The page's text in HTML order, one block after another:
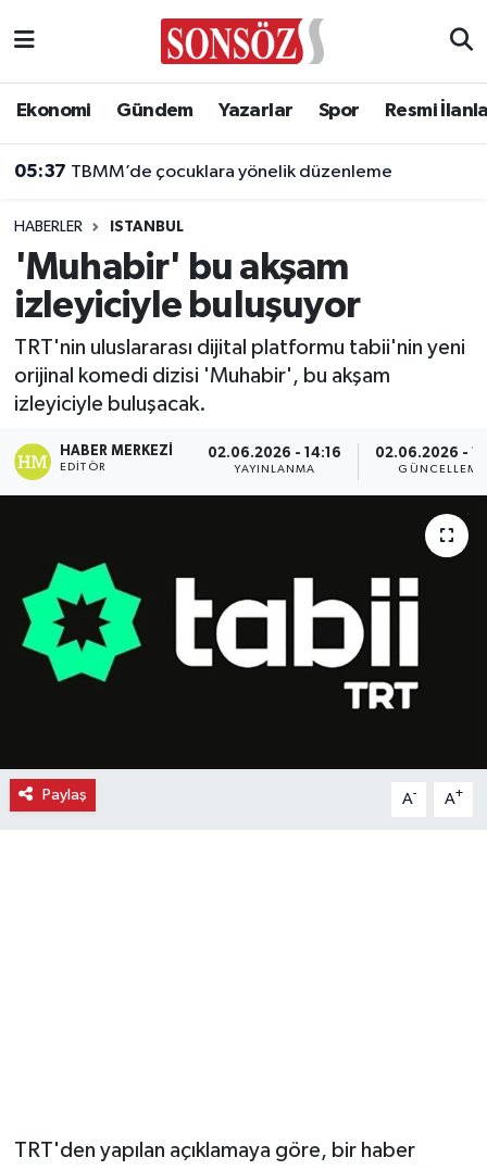
Ekonomi Gündem Yazarlar Spor Resmi
05:37 TBMM’de çocuklara yönelik düzenleme
HABERLER ISTANBUL
'Muhabir' bu akşam
izleyiciyle buluşuyor
TRT'nin uluslararası dijital platformu tabii'nin yeni
orijinal komedi dizisi 'Muhabir', bu akşam
izleyiciyle buluşacak.
HABER MERKEZI
EDITÖR
02.06.2026 - 14:16
YAYINLANMA
02.06.2026 -
GÜNCELLEME
Paylaş A- A+
TRT'den yapılan açıklamaya göre, bir haber
Asayiş
Biyografi
Çevre
Diğer
Dünya
Eğitim
Eleman
Emlak
Haber
Ankara Nöbetçi Eczaneler
Ankara Trafik Yoğunluk Haritası
Süper Lig Puan Durumu ve Fikstür
Tüm Manşetler
Son Dakika Haberleri
Haber Arşivi